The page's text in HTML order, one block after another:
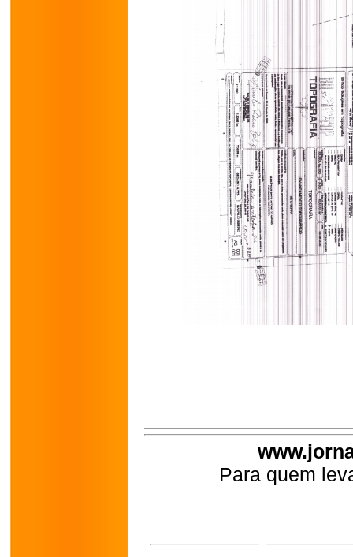
Para quem